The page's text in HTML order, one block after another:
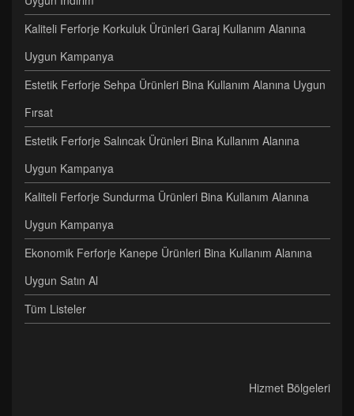
Kaliteli Ferforje Korkuluk Ürünleri Garaj Kullanım Alanına
Uygun Kampanya
Estetik Ferforje Sehpa Ürünleri Bina Kullanım Alanına Uygun
Fırsat
Estetik Ferforje Salıncak Ürünleri Bina Kullanım Alanına
Uygun Kampanya
Kaliteli Ferforje Sundurma Ürünleri Bina Kullanım Alanına
Uygun Kampanya
Ekonomik Ferforje Kanepe Ürünleri Bina Kullanım Alanına
Uygun Satın Al
Tüm Listeler
Hizmet Bölgeleri